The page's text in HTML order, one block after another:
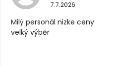
7.7.2026
Milý personál nizke ceny
velký výběr